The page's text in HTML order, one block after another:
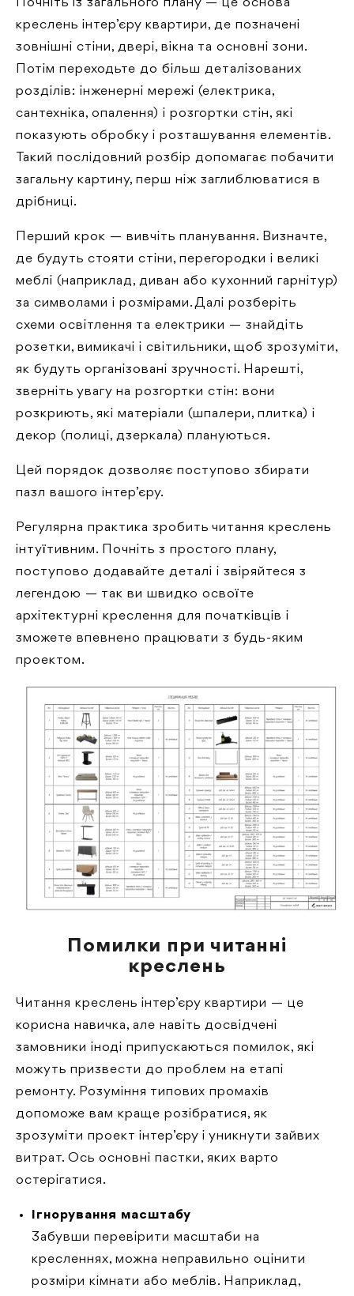
Почніть із загального плану — це основа
креслень інтер’єру квартири, де позначені
зовнішні стіни, двері, вікна та основні зони.
Потім переходьте до більш деталізованих
розділів: інженерні мережі (електрика,
сантехніка, опалення) і розгортки стін, які
показують обробку і розташування елементів.
Такий послідовний розбір допомагає побачити
загальну картину, перш ніж заглиблюватися в
дрібниці.
Перший крок — вивчіть планування. Визначте,
де будуть стояти стіни, перегородки і великі
меблі (наприклад, диван або кухонний гарнітур)
за символами і розмірами. Далі розберіть
схеми освітлення та електрики — знайдіть
розетки, вимикачі і світильники, щоб зрозуміти,
як будуть організовані зручності. Нарешті,
зверніть увагу на розгортки стін: вони
розкриють, які матеріали (шпалери, плитка) і
декор (полиці, дзеркала) плануються.
Цей порядок дозволяє поступово збирати
пазл вашого інтер’єру.
Регулярна практика зробить читання креслень
інтуїтивним. Почніть з простого плану,
поступово додавайте деталі і звіряйтеся з
легендою — так ви швидко освоїте
архітектурні креслення для початківців і
зможете впевнено працювати з будь-яким
проектом.
Помилки при читанні
креслень
Читання креслень інтер’єру квартири — це
корисна навичка, але навіть досвідчені
замовники іноді припускаються помилок, які
можуть призвести до проблем на етапі
ремонту. Розуміння типових промахів
допоможе вам краще розібратися, як
зрозуміти проект інтер’єру і уникнути зайвих
витрат. Ось основні пастки, яких варто
остерігатися.
Ігнорування масштабу
Забувши перевірити масштаби на
кресленнях, можна неправильно оцінити
розміри кімнати або меблів. Наприклад,